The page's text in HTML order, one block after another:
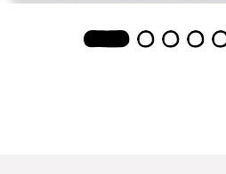
2 3 4 5